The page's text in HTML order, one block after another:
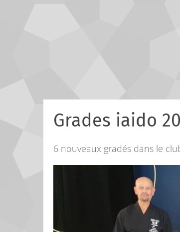
Grades iaido
6 nouveaux gradés dans le